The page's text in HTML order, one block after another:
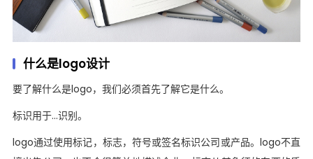
什么是logo设计
要了解什么是logo，我们必须首先了解它是什么。
标识用于...识别。
logo通过使用标记，标志，符号或签名标识公司或产品。logo不直